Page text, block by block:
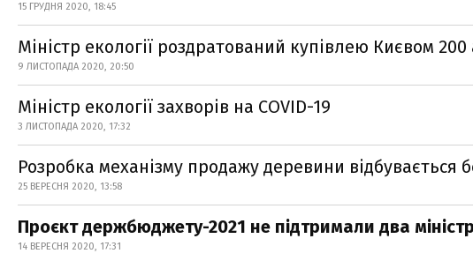
15 ГРУДНЯ 2020, 18:45
Міністр екології роздратований купівлею Києвом 200
9 ЛИСТОПАДА 2020, 20:50
Міністр екології захворів на СOVID-19
3 ЛИСТОПАДА 2020, 17:32
Розробка механізму продажу деревини відбувається
25 ВЕРЕСНЯ 2020, 13:58
Проєкт держбюджету-2021 не підтримали два
14 ВЕРЕСНЯ 2020, 17:31